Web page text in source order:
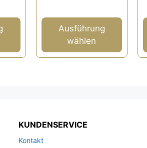
5
Ausführung
wählen
KUNDENSERVICE
Kontakt